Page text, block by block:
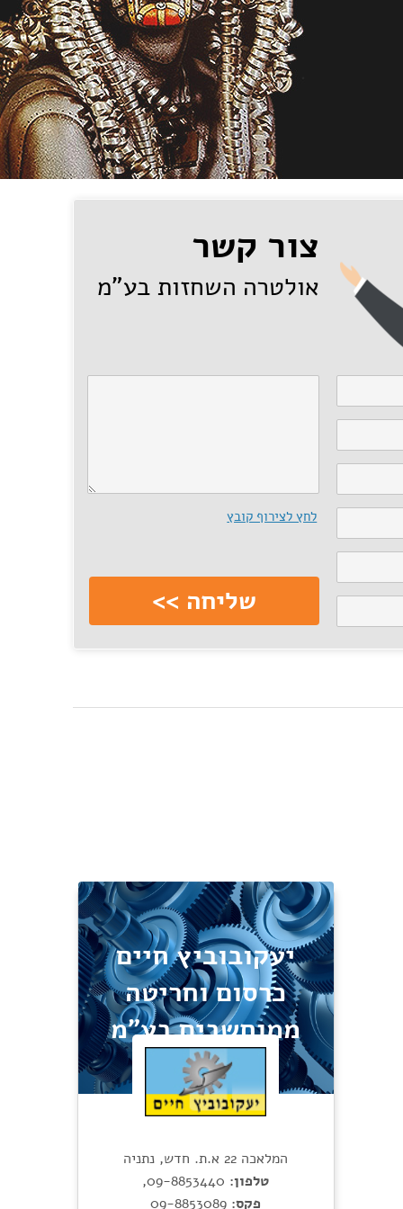
צור קשר
אולטרה השחזות בע"מ
לחץ לצירוף קובץ
יעקובוביץ חיים
כרסום וחריטה
ממוחשבים בע"מ
המלאכה 22 א.ת. חדש, נתניה
טלפון: 09-8853440
,
פקס: 09-8853089